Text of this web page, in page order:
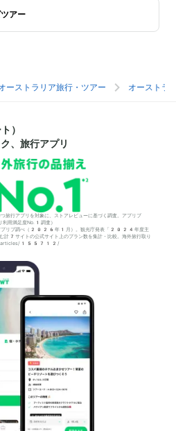
アー
ーストラリア旅行・ツアー オーストラ
）
、旅行アプリ
行アプリを対象に、ストアレビューに基づく調査。アプリブ
満足度No.1調査）
アプリブ調べ（2026年1月）。観光庁発表「2024年度主
計7サイトの公式サイト上のプラン数を集計・比較。海外旅行取り
liv.jp/articles/155712/